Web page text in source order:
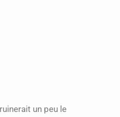
un peu le